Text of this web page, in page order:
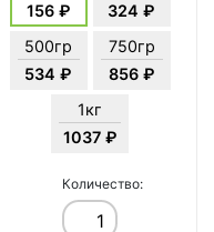
156 ₽
324 ₽
500гр
534 ₽
750гр
856 ₽
1кг
1037 ₽
Количество: